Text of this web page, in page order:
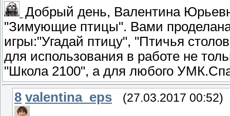
Добрый день, Валентина
"Зимующие птицы". Вами
игры:"Угадай птицу", "Птичья
для использования в работе не
"Школа 2100", а для любого
8 valentina_eps (27.03.2017 00:52)